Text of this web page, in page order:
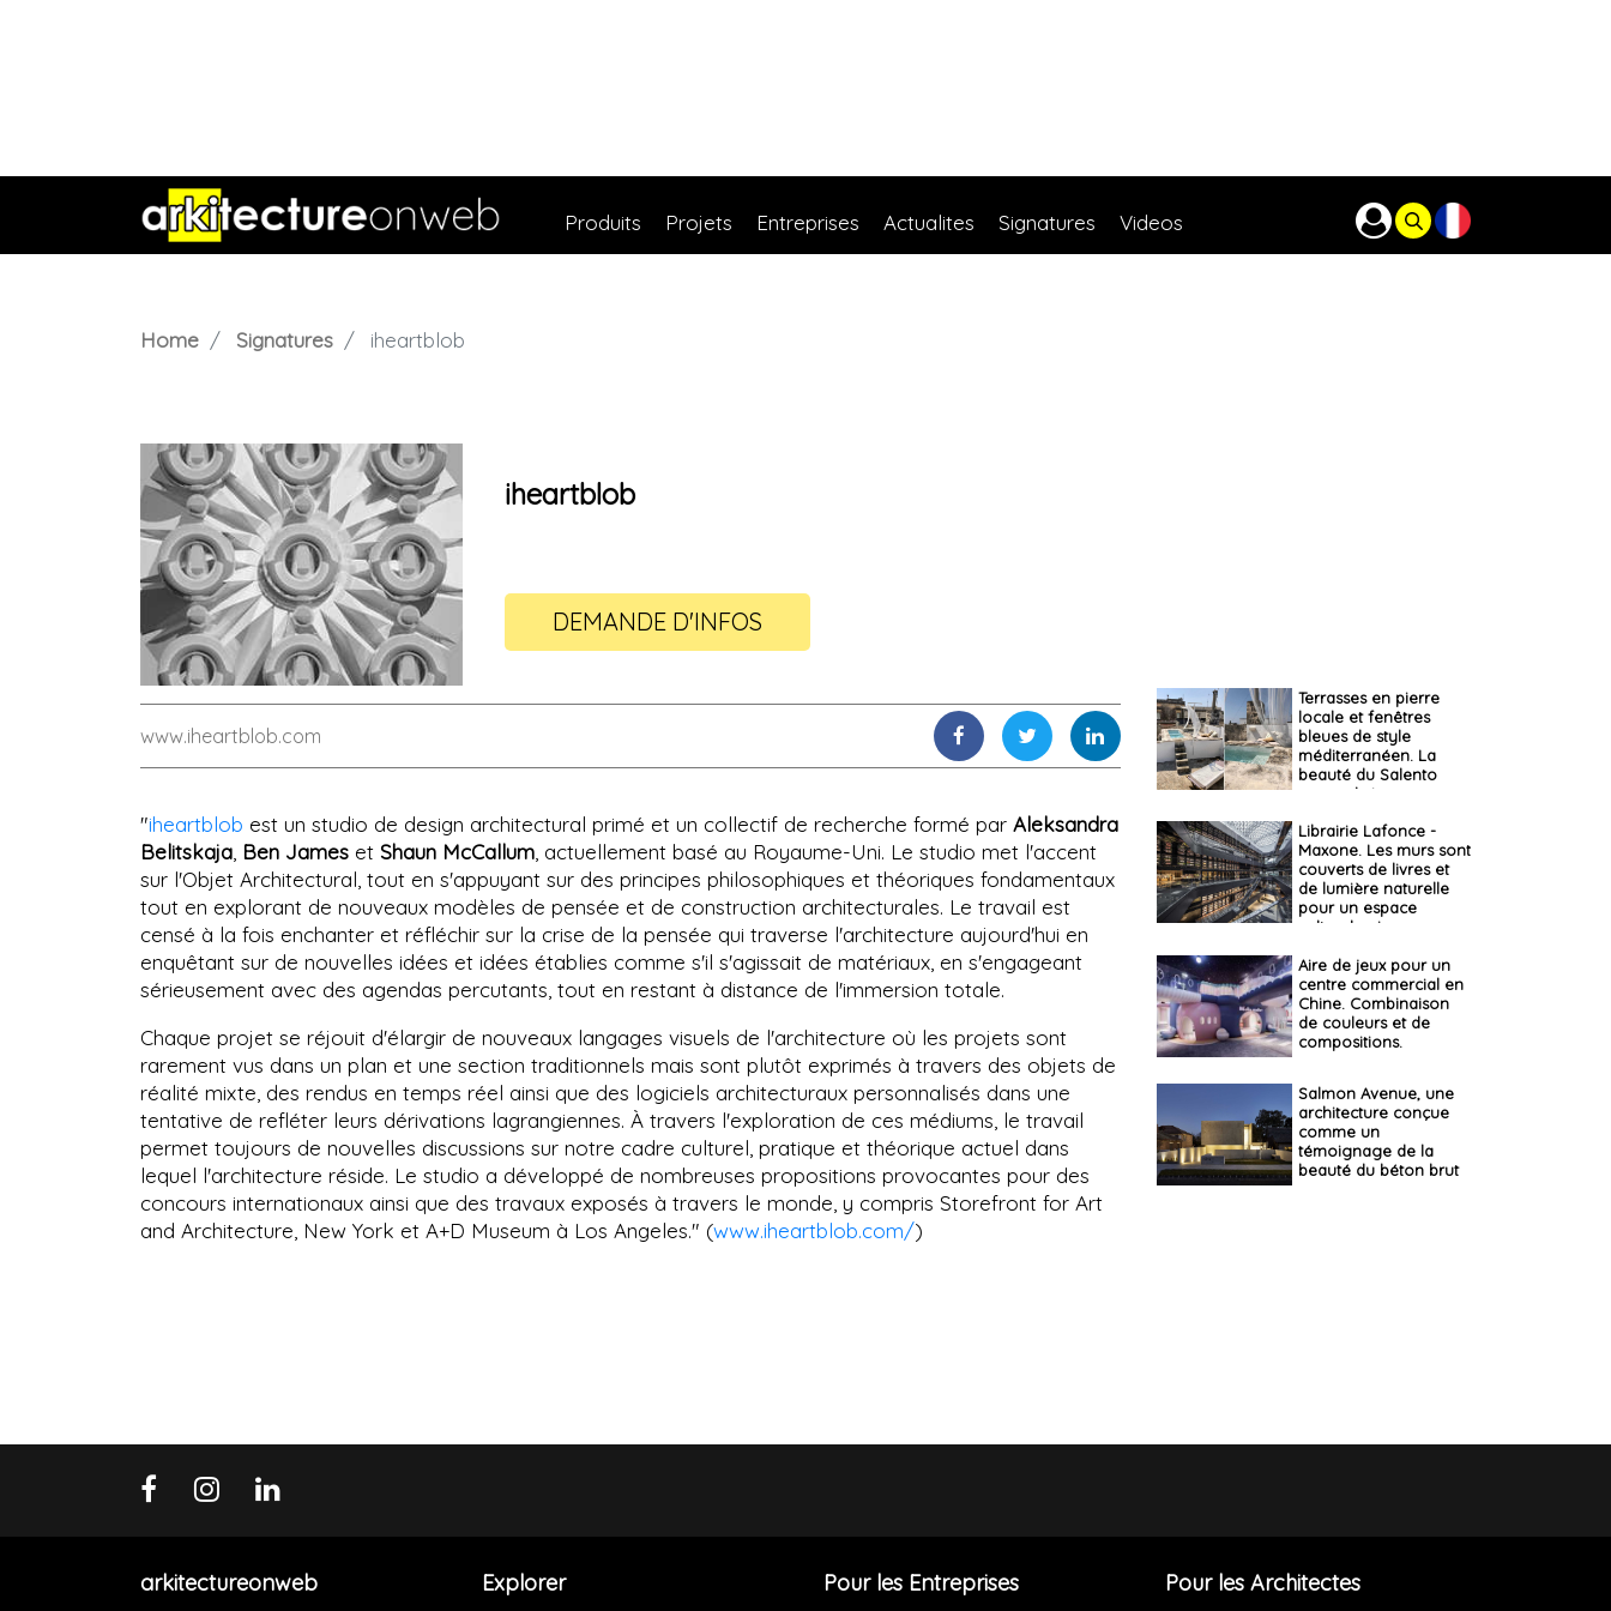
Produits Projets Entreprises Actualites Signatures Videos
Home Signatures iheartblob
iheartblob
DEMANDE D'INFOS
www.iheartblob.com
"iheartblob est un studio de design architectural primé et un collectif de recherche formé par Aleksandra
Belitskaja Ben James et Shaun McCallum , actuellement basé au Royaume-Uni. Le studio met l'accent
sur l'Objet Architectural, tout en s'appuyant sur des principes philosophiques et théoriques fondamentaux
tout en explorant de nouveaux modèles de pensée et de construction architecturales. Le travail est
censé à la fois enchanter et réfléchir sur la crise de la pensée qui traverse l'architecture aujourd'hui en
enquêtant sur de nouvelles idées et idées établies comme s'il s'agissait de matériaux, en s'engageant
sérieusement avec des agendas percutants, tout en restant à distance de l'immersion totale.
Chaque projet se réjouit d'élargir de nouveaux langages visuels de l'architecture où les projets sont
rarement vus dans un plan et une section traditionnels mais sont plutôt exprimés à travers des objets de
réalité mixte, des rendus en temps réel ainsi que des logiciels architecturaux personnalisés dans une
tentative de refléter leurs dérivations lagrangiennes. À travers l'exploration de ces médiums, le travail
permet toujours de nouvelles discussions sur notre cadre culturel, pratique et théorique actuel dans
lequel l'architecture réside. Le studio a développé de nombreuses propositions provocantes pour des
concours internationaux ainsi que des travaux exposés à travers le monde, y compris Storefront for Art
and Architecture, New York et A+D Museum à Los Angeles." (www.iheartblob.com/)
Terrasses en pierre
locale et fenêtres
bleues de style
méditerranéen. La
beauté du Salento
reprend vie
Librairie Lafonce -
Maxone. Les murs sont
couverts de livres et
de lumière naturelle
pour un espace
culturel unique
Aire de jeux pour un
centre commercial en
Chine. Combinaison
de couleurs et de
compositions.
Salmon Avenue, une
architecture conçue
comme un
témoignage de la
beauté du béton brut
arkitectureonweb Explorer Pour les Entreprises Pour les Architectes